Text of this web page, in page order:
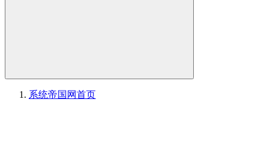
系统帝国网首页